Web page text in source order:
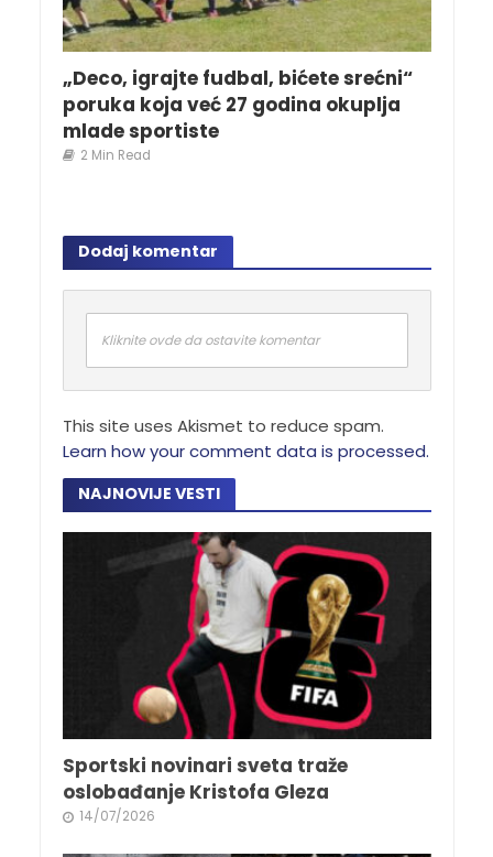
„Deco, igrajte fudbal, bićete srećni“
poruka koja već 27 godina okuplja
mlade sportiste
2 Min Read
Dodaj komentar
Kliknite ovde da ostavite komentar
This site uses Akismet to reduce spam.
Learn how your comment data is processed.
NAJNOVIJE VESTI
Sportski novinari sveta traže
oslobađanje Kristofa Gleza
14/07/2026